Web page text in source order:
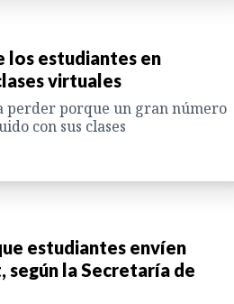
los estudiantes en
virtuales
perder porque un gran número
con sus clases
estudiantes envíen
la Secretaría de